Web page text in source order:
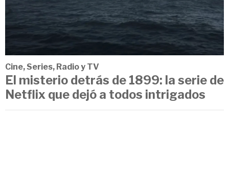
Cine, Series, Radio y TV
El misterio detrás de 1899: la serie de
Netflix que dejó a todos intrigados